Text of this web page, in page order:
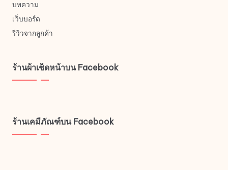
บทความ
เว็บบอร์ด
รีวิวจากลูกค้า
ร้านผ้าเช็ดหน้าบน Facebook
ร้านเคมีภัณฑ์บน Facebook